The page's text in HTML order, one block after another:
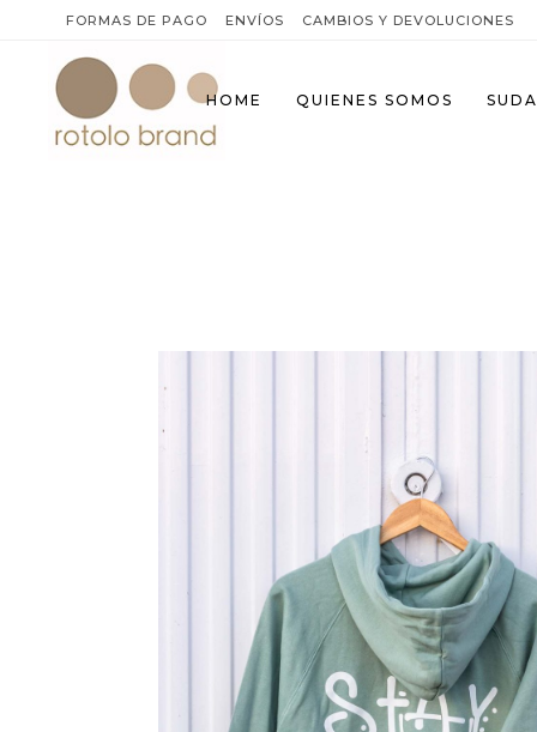
FORMAS DE PAGO ENVÍOS CAMBIOS Y DEVOLUCIONES
HOME QUIENES SOMOS